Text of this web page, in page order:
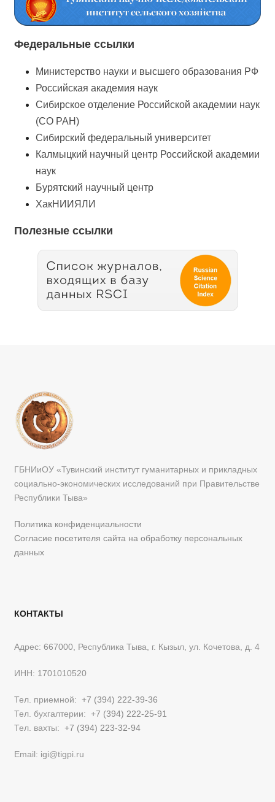
Федеральные ссылки
Министерство науки и высшего образования РФ
Российская академия наук
Сибирское отделение Российской академии наук
(СО РАН)
Сибирский федеральный университет
Калмыцкий научный центр Российской академии
наук
Бурятский научный центр
ХакНИИЯЛИ
Полезные ссылки
ГБНИиОУ «Тувинский институт гуманитарных и прикладных
социально-экономических исследований при Правительстве
Республики Тыва»
Политика конфиденциальности
Согласие посетителя сайта на обработку персональных
данных
КОНТАКТЫ
Адрес: 667000, Республика Тыва, г. Кызыл, ул. Кочетова, д. 4
ИНН: 1701010520
Тел. приемной: +7 (394) 222-39-36
Тел. бухгалтерии: +7 (394) 222-25-91
Тел. вахты: +7 (394) 223-32-94
Email: igi@tigpi.ru